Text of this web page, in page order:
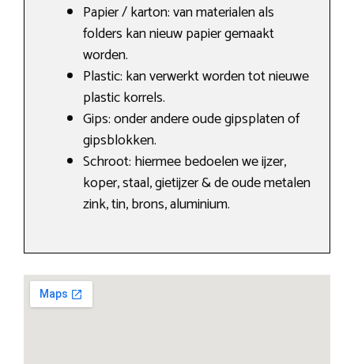
Papier / karton: van materialen als
folders kan nieuw papier gemaakt
worden.
Plastic: kan verwerkt worden tot nieuwe
plastic korrels.
Gips: onder andere oude gipsplaten of
gipsblokken.
Schroot: hiermee bedoelen we ijzer,
koper, staal, gietijzer & de oude metalen
zink, tin, brons, aluminium.